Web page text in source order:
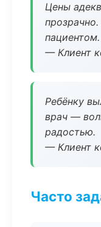
Цены
пациентом.
— Клиент
Ребёнку
врач —
радостью.
— Клиент
Часто